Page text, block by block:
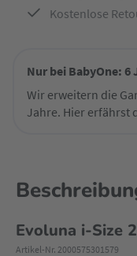
Kostenlose
Nur bei BabyOne: 6
Wir erweitern die
Jahre. Hier erfährst
Evoluna i-Size
Artikel-Nr. 2000575301579